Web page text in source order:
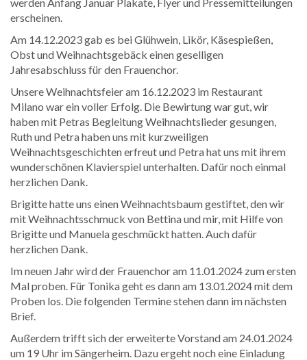
erscheinen.
Am 14.12.2023 gab es bei Glühwein, Likör, Käsespießen,
Obst und Weihnachtsgebäck einen geselligen
Jahresabschluss für den Frauenchor.
Unsere Weihnachtsfeier am 16.12.2023 im Restaurant
Milano war ein voller Erfolg. Die Bewirtung war gut, wir
haben mit Petras Begleitung Weihnachtslieder gesungen,
Ruth und Petra haben uns mit kurzweiligen
Weihnachtsgeschichten erfreut und Petra hat uns mit ihrem
wunderschönen Klavierspiel unterhalten. Dafür noch einmal
herzlichen Dank.
Brigitte hatte uns einen Weihnachtsbaum gestiftet, den wir
mit Weihnachtsschmuck von Bettina und mir, mit Hilfe von
Brigitte und Manuela geschmückt hatten. Auch dafür
herzlichen Dank.
Im neuen Jahr wird der Frauenchor am 11.01.2024 zum ersten
Mal proben. Für Tonika geht es dann am 13.01.2024 mit dem
Proben los. Die folgenden Termine stehen dann im nächsten
Brief.
Außerdem trifft sich der erweiterte Vorstand am 24.01.2024
um 19 Uhr im Sängerheim. Dazu ergeht noch eine Einladung